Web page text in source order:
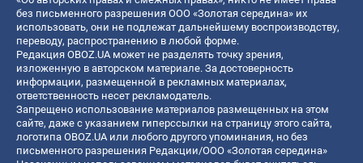
без письменного разрешения ООО «Золотая середина» их
использовать, они не подлежат дальнейшему воспроизводству,
переводу, распространению в любой форме.
Редакция OBOZ.UA может не разделять точку зрения,
изложенную в авторском материале. За достоверность
информации, размещенной в рекламных материалах,
ответственность несет рекламодатель.
Запрещено использование материалов размещенных на этом
сайте, даже с указанием гиперссылки на страницу этого сайта,
логотипа OBOZ.UA или любого другого упоминания, но без
письменного разрешения Редакции/ООО «Золотая середина»